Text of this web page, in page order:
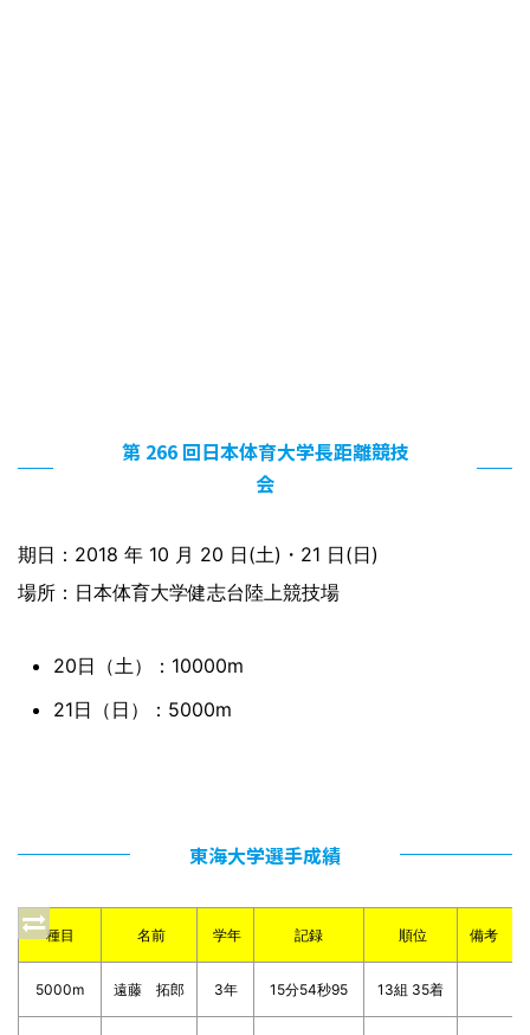
第 266 回日本体育大学長距離競技
会
期日：2018 年 10 月 20 日(土)・21 日(日)
場所：日本体育大学健志台陸上競技場
20日（土）：10000m
21日（日）：5000m
東海大学選手成績
種目 名前 学年 記録 順位 備考
5000m 遠藤 拓郎 3年 15分54秒95 13組 35着